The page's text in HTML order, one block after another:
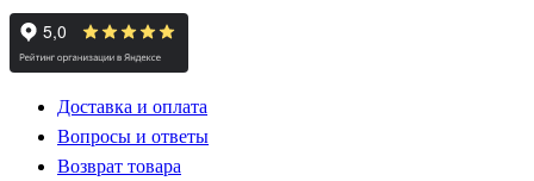
Доставка и оплата
Вопросы и ответы
Возврат товара